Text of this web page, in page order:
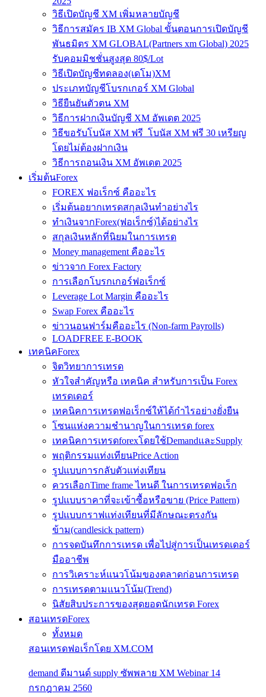
วิธีเปิดบัญชี XM เพิ่มหลายบัญชี
วิธีการสมัคร IB XM Global ขั้นตอนการเปิดบัญชี
พันธมิตร XM GLOBAL(Partners xm Global) 2025
รับคอมมิชชั่นสูงสุด 80$/Lot
วิธีเปิดบัญชีทดลอง(เดโม)XM
ประเภทบัญชีโบรกเกอร์ XM Global
วิธียืนยันตัวตน XM
วิธีการฝากเงินบัญชี XM อัพเดต 2025
วิธีขอรับโบนัส XM ฟรี โบนัส XM ฟรี 30 เหรียญ
โดยไม่ต้องฝากเงิน
วิธีการถอนเงิน XM อัพเดต 2025
เริ่มต้นForex
FOREX ฟอเร็กซ์ คืออะไร
เริ่มต้นอยากเทรดสกุลเงินทำอย่างไร
ทำเงินจากForex(ฟอเร็กซ์)ได้อย่างไร
สกุลเงินหลักที่นิยมในการเทรด
Money management คืออะไร
ข่าวจาก Forex Factory
การเลือกโบรกเกอร์ฟอเร็กซ์
Leverage Lot Margin คืออะไร
Swap Forex คืออะไร
ข่าวนอนฟาร์มคืออะไร (Non-farm Payrolls)
LOADFREE E-BOOK
เทคนิคForex
จิตวิทยาการเทรด
หัวใจสำคัญหรือ เทคนิค สำหรับการเป็น Forex
เทรดเดอร์
เทคนิคการเทรดฟอเร็กซ์ให้ได้กำไรอย่างยั่งยืน
โซนแห่งความชำนาญในการเทรด forex
เทคนิคการเทรดforexโดยใช้DemandและSupply
พฤติกรรมแท่งเทียนPrice Action
รูปแบบการกลับตัวแท่งเทียน
ควรเลือกTime frame ไหนดี ในการเทรดฟอเร็ก
รูปแบบราคาที่จะเข้าซื้อหรือขาย (Price Pattern)
รูปแบบกราฟแท่งเทียนที่มีลักษณะตรงกัน
ข้าม(candlesick pattern)
การจดบันทึกการเทรด เพื่อไปสู่การเป็นเทรดเดอร์
มืออาชีพ
การวิเคราะห์แนวโน้มของตลาดก่อนการเทรด
การเทรดตามแนวโน้ม(Trend)
นิสัยสิบประการของสุดยอดนักเทรด Forex
สอนเทรดForex
ทั้งหมด
สอนเทรดฟอเร็กโดย XM.COM
demand ดีมานด์ supply ซัพพลาย XM Webinar 14
กรกฎาคม 2560